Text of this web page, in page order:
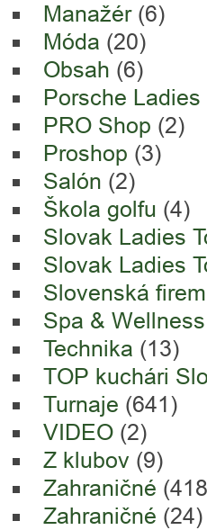
Manažér(6)
Móda (20)
Obsah (6)
Porsche Ladies
PRO Shop (2)
Proshop (3)
Salón (2)
Škola golfu (4)
Slovak Ladies
Slovak Ladies
Slovenská
Spa &
Technika (13)
TOP kuchári
Turnaje (641)
VIDEO (2)
Z klubov (9)
Zahraničné
Zahraničné (24)